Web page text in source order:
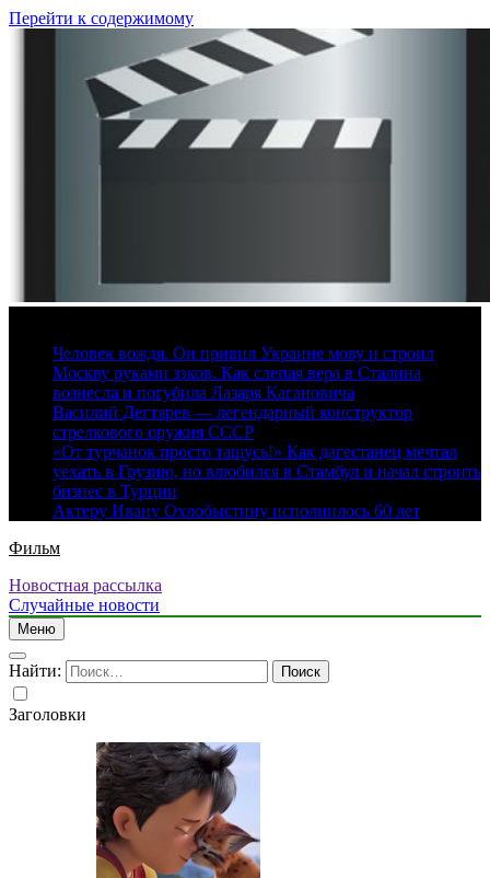
Перейти к содержимому
Человек вождя. Он привил Украине мову и строил
Москву руками зэков. Как слепая вера в Сталина
вознесла и погубила Лазаря Кагановича
Василий Дегтярев — легендарный конструктор
стрелкового оружия СССР
«От турчанок просто тащусь!» Как дагестанец мечтал
уехать в Грузию, но влюбился в Стамбул и начал строить
бизнес в Турции
Актеру Ивану Охлобыстину исполнилось 60 лет
Фильм
Новостная рассылка
Случайные новости
Меню
Найти:
Заголовки